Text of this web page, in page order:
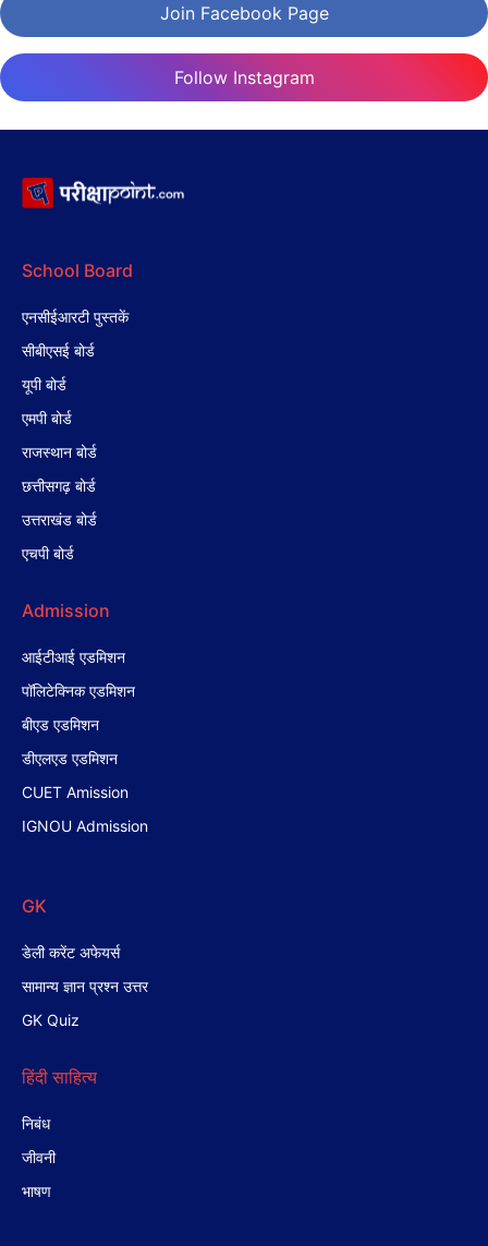
Join Facebook Page
Follow Instagram
School Board
एनसीईआरटी पुस्तकें
सीबीएसई बोर्ड
यूपी बोर्ड
एमपी बोर्ड
राजस्थान बोर्ड
छत्तीसगढ़ बोर्ड
उत्तराखंड बोर्ड
एचपी बोर्ड
Admission
आईटीआई एडमिशन
पॉलिटेक्निक एडमिशन
बीएड एडमिशन
डीएलएड एडमिशन
CUET Amission
IGNOU Admission
GK
डेली करेंट अफेयर्स
सामान्य ज्ञान प्रश्न उत्तर
GK Quiz
हिंदी साहित्य
निबंध
जीवनी
भाषण